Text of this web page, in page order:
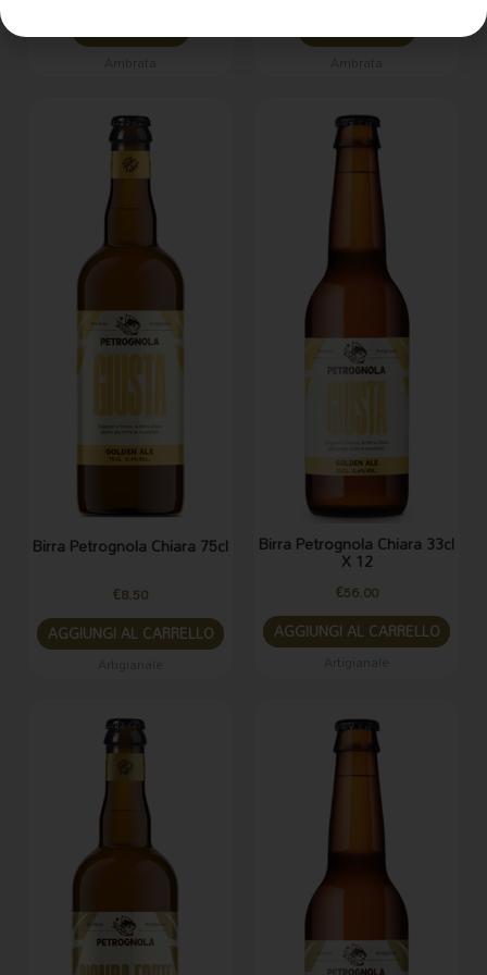
Birra Petrognola Chiara 75cl
€8.50
AGGIUNGI AL CARRELLO
Birra Petrognola Chiara 33cl
X 12
€56.00
AGGIUNGI AL CARRELLO